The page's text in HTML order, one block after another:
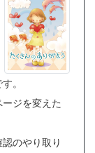
。
ジを変えた
のやり取り